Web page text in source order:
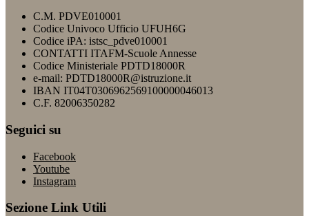
C.M. PDVE010001
Codice Univoco Ufficio UFUH6G
Codice iPA: istsc_pdve010001
CONTATTI ITAFM-Scuole Annesse
Codice Ministeriale PDTD18000R
e-mail: PDTD18000R@istruzione.it
IBAN IT04T0306962569100000046013
C.F. 82006350282
Seguici su
Facebook
Youtube
Instagram
Sezione Link Utili